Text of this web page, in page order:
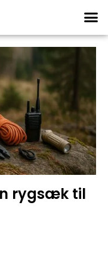
rygsæk til